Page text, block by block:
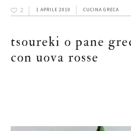
2 1 APRILE 2010 CUCINA GRECA
tsoureki o pane
con uova rosse